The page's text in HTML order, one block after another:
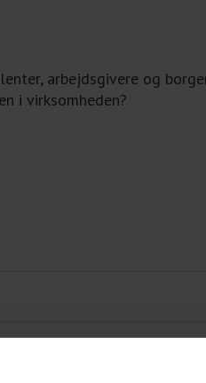
arbejdsgivere og
i virksomheden?